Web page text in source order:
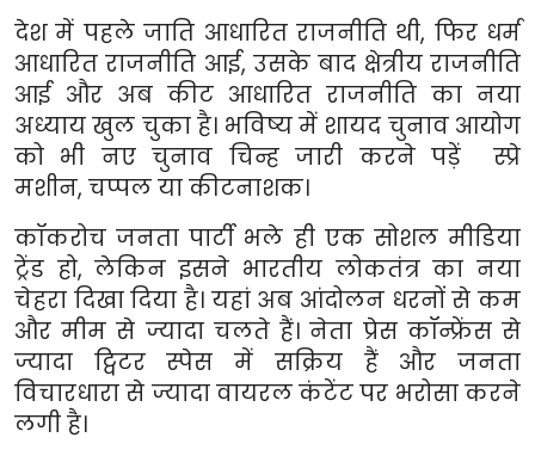
देश में पहले जाति आधारित राजनीति थी, फिर धर्म
आधारित राजनीति आई,उसके बाद क्षेत्रीय राजनीति
आई और अब कीट आधारित राजनीति का नया
अध्याय खुल चुका है। भविष्य में शायद चुनाव आयोग
को भी नए चुनाव चिन्ह जारी करने पड़ें स्प्रे
मशीन, चप्पल या कीटनाशक।
कॉकरोच जनता पार्टी भले ही एक सोशल मीडिया
ट्रेंड हो,लेकिन इसने भारतीय लोकतंत्र का नया
चेहरा दिखा दिया है। यहां अब आंदोलन धरनों से कम
और मीम से ज्यादा चलते हैं। नेता प्रेस कॉन्फ्रेंस से
ज्यादा ट्विटर स्पेस में सक्रिय हैं और जनता
विचारधारा से ज्यादा वायरल कंटेंट पर भरोसा करने
लगी है।